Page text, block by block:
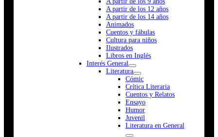
A partir de los 12 años
A partir de los 14 años
Animados
Cuentos y fábulas
Cultura para niños
Ilustrados
Libros en Inglés
Interés General
Literatura
Cómic
Crítica Literaria
Cuentos y Relatos
Ensayo
Humor
Juvenil
Literatura en General